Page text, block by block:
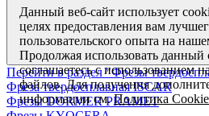
Перейти в раздел "Фрезы
Фреза твердосплавная ISCAR
Фрезы DORMER PRAMET
Данный веб-сайт использует
целях предоставления вам
пользовательского опыта на
Продолжая использовать данный
соглашаетесь с использованием
файлов. Для получения
информации см.Политика Cookie